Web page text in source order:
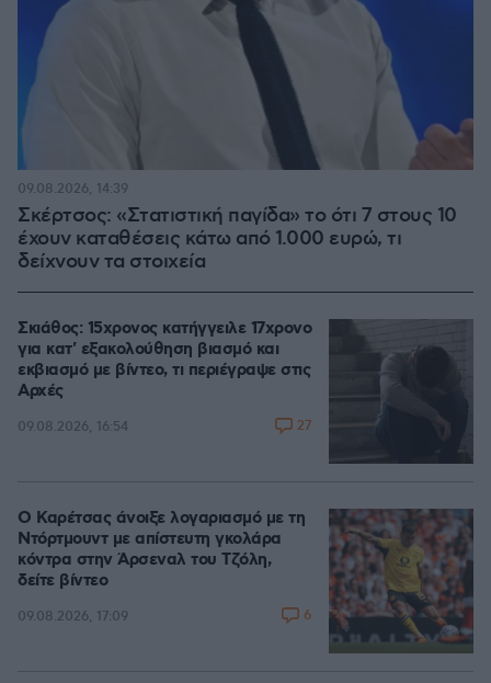
Σκέρτσος: «Στατιστική παγίδα» το ότι 7 στους 10
έχουν καταθέσεις κάτω από 1.000 ευρώ, τι
δείχνουν τα στοιχεία
09.08.2026, 14:39
Σκιάθος: 15χρονος κατήγγειλε 17χρονο
για κατ' εξακολούθηση βιασμό και
εκβιασμό με βίντεο, τι περιέγραψε στις
Αρχές
09.08.2026, 16:54 27
Ο Καρέτσας άνοιξε λογαριασμό με τη
Ντόρτμουντ με απίστευτη γκολάρα
κόντρα στην Άρσεναλ του Τζόλη,
δείτε βίντεο
09.08.2026, 17:09 6